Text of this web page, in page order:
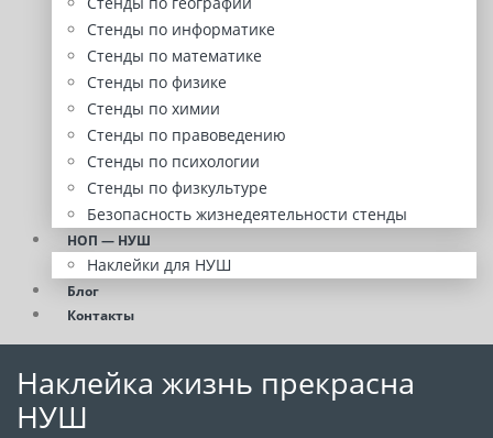
Стенды по информатике
Стенды по математике
Стенды по физике
Стенды по химии
Стенды по правоведению
Стенды по психологии
Стенды по физкультуре
Безопасность жизнедеятельности стенды
НОП — НУШ
Наклейки для НУШ
Блог
Контакты
Наклейка жизнь прекрасна
НУШ